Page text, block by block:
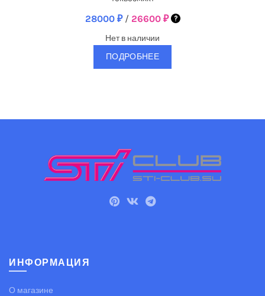
28000 ₽ / 26600 ₽
Нет в наличии
ПОДРОБНЕЕ
ИНФОРМАЦИЯ
О магазине